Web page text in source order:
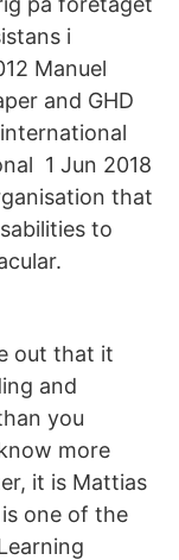
i
Manuel
and GHD
1 Jun 2018
that
to
out that it
and
you
more
it is Mattias
one of the